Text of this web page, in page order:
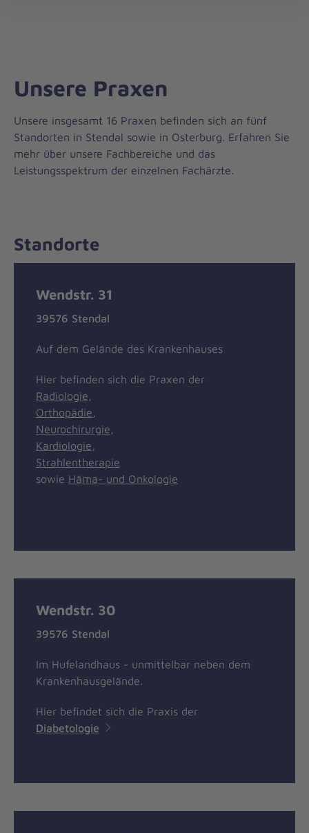
Unsere Praxen
Unsere insgesamt 16 Praxen befinden sich an fünf
Standorten in Stendal sowie in Osterburg. Erfahren Sie
mehr über unsere Fachbereiche und das
Leistungsspektrum der einzelnen Fachärzte.
Standorte
Wendstr. 31
39576 Stendal
Auf dem Gelände des Krankenhauses
Hier befinden sich die Praxen der
Radiologie
Orthopädie
Neurochirurgie
Kardiologie
Strahlentherapie
sowie Häma- und Onkologie
Wendstr. 30
39576 Stendal
Im Hufelandhaus - unmittelbar neben dem
Krankenhausgelände.
Hier befindet sich die Praxis der
Diabetologie